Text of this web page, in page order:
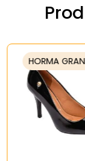
HORMA